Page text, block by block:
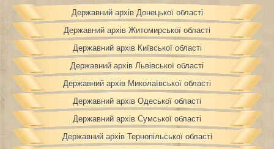
Державний архів Донецької області
Державний архів Житомирської області
Державний архів Київської області
Державний архів Львівської області
Державний архів Миколаївської області
Державний архів Одеської області
Державний архів Сумської області
Державний архів Тернопільської області